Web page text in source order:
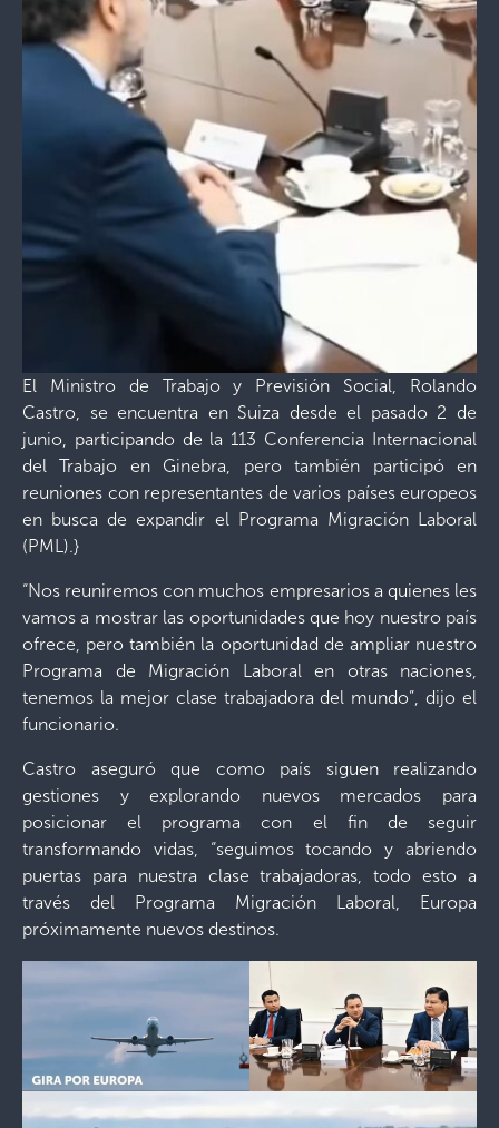
El Ministro de Trabajo y Previsión Social, Rolando
Castro, se encuentra en Suiza desde el pasado 2 de
junio, participando de la 113 Conferencia Internacional
del Trabajo en Ginebra, pero también participó en
reuniones con representantes de varios países europeos
en busca de expandir el Programa Migración Laboral
(PML).}
“Nos reuniremos con muchos empresarios a quienes les
vamos a mostrar las oportunidades que hoy nuestro país
ofrece, pero también la oportunidad de ampliar nuestro
Programa de Migración Laboral en otras naciones,
tenemos la mejor clase trabajadora del mundo”, dijo el
funcionario.
Castro aseguró que como país siguen realizando
gestiones y explorando nuevos mercados para
posicionar el programa con el fin de seguir
transformando vidas, “seguimos tocando y abriendo
puertas para nuestra clase trabajadoras, todo esto a
través del Programa Migración Laboral, Europa
próximamente nuevos destinos.